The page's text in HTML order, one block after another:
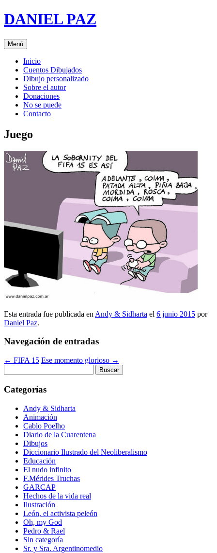
Saltar
al
DANIEL PAZ
Menú
Inicio
Cuentos Dibujados
Dibujo personalizado
Sobre el autor
Donaciones
No se puede
Contacto
Juego
Esta entrada fue publicada en Andy & Sidharta el 6 junio 2015 por
Daniel Paz.
Navegación de entradas
← FIFA 15 Ese momento glorioso →
Categorías
Andy & Sidharta
Animación
Cablo Poelho
Diario de la Cuarentena
Dibujos
Diccionario Ilustrado del Neoliberalismo
Educación
El nudo infinito
F.Mérides Truchas
GARCAP
Hechos de la vida real
Ilustración
León, el activista peleón
Oh, my God
Pedro & Rael
Sin categoría
Sr. y Sra. Argentinomedio